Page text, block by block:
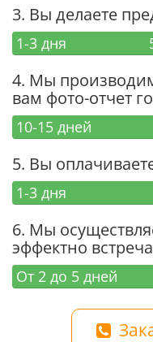
3. Вы делаете
1-3 дня
4. Мы
вам фото-отчет
10-15 дней
5. Вы
1-3 дня
6. Мы
эффектно
От 2 до 5 дней